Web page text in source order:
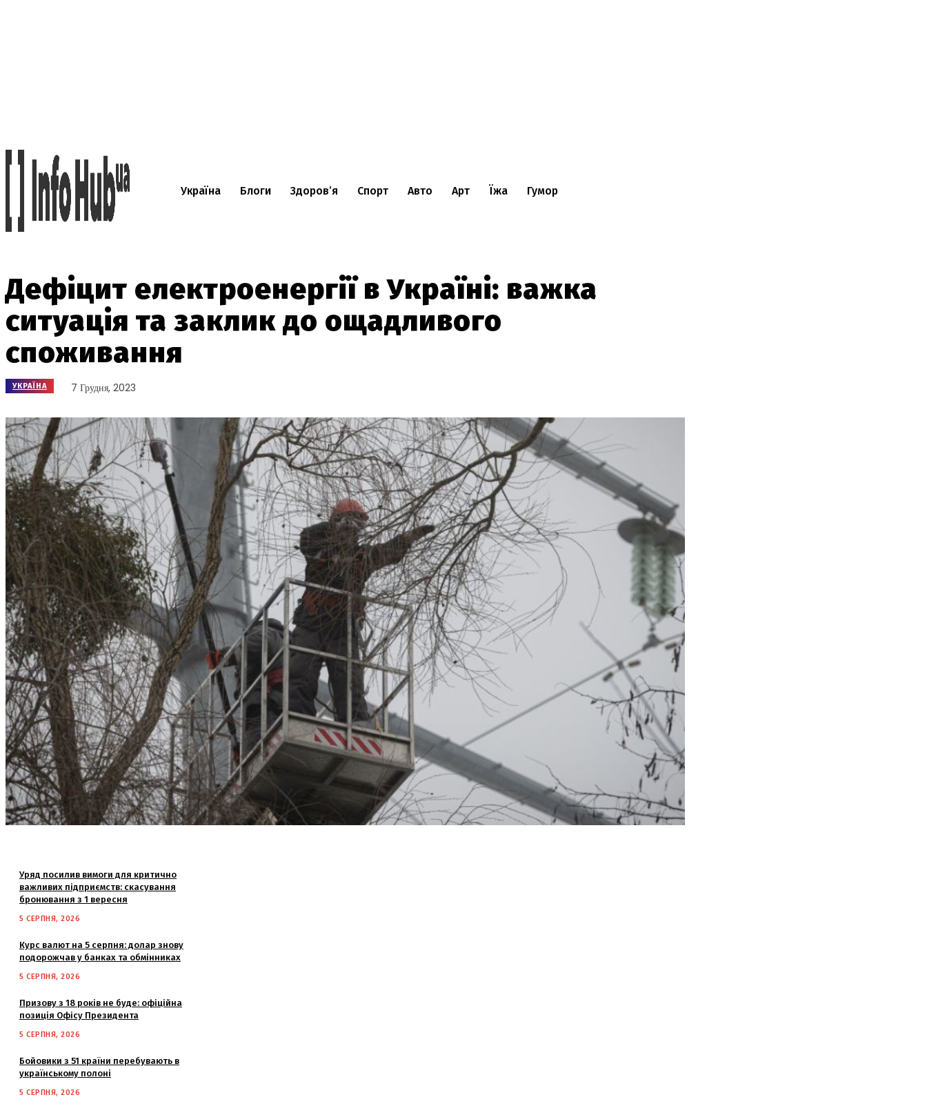
Україна Блоги Здоров’я Спорт Авто Арт Їжа Гумор
Дефіцит електроенергії в Україні: важка
ситуація та заклик до ощадливого
споживання
УКРАЇНА 7 Грудня, 2023
Уряд посилив вимоги для критично
важливих підприємств: скасування
бронювання з 1 вересня
5 СЕРПНЯ, 2026
Курс валют на 5 серпня: долар знову
подорожчав у банках та обмінниках
5 СЕРПНЯ, 2026
Призову з 18 років не буде: офіційна
позиція Офісу Президента
5 СЕРПНЯ, 2026
Бойовики з 51 країни перебувають в
українському полоні
5 СЕРПНЯ, 2026